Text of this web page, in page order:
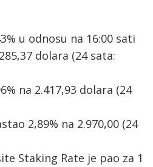
u odnosu na 16:00 sati
dolara (24 sata:
na 2.417,93 dolara (24
2,89% na 2.970,00 (24
Staking Rate je pao za 1